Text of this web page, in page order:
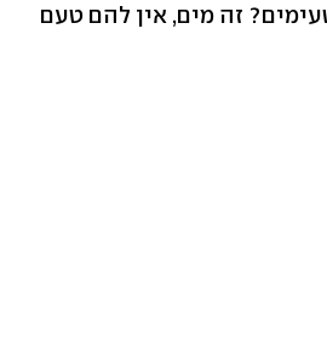
זה מים, אין להם טעם